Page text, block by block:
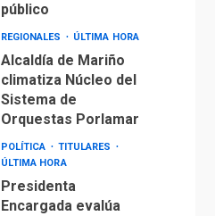
público
REGIONALES ÚLTIMA HORA
Alcaldía de Mariño
climatiza Núcleo del
Sistema de
Orquestas Porlamar
POLÍTICA
TITULARES
ÚLTIMA HORA
Presidenta
Encargada evalúa